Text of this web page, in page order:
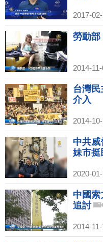
2017-
勞動部
2014-
台灣
介入
2014-
中共
妹市挺
2020-
中國
追討
2014-